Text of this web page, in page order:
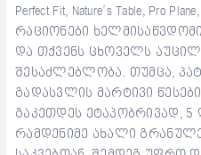
Perfect Fit, Nature’s Table, Pro
რაციონები
და თქვენს ცხოველს
შესაძლებლობა. თუმცა,
გადასვლის მარტივი
გაკეთდეს ეტაპობრივად, 5
რამდენიმე ახალი